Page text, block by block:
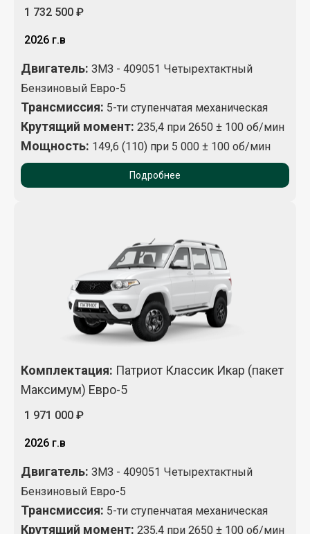
1 732 500 ₽
2026 г.в
Двигатель: ЗМЗ - 409051 Четырехтактный
Бензиновый Евро-5
Трансмиссия: 5-ти ступенчатая механическая
Крутящий момент: 235,4 при 2650 ± 100 об/мин
Мощность: 149,6 (110) при 5 000 ± 100 об/мин
Подробнее
Комплектация: Патриот Классик Икар (пакет
Максимум) Евро-5
1 971 000 ₽
2026 г.в
Двигатель: ЗМЗ - 409051 Четырехтактный
Бензиновый Евро-5
Трансмиссия: 5-ти ступенчатая механическая
Крутящий момент: 235,4 при 2650 ± 100 об/мин